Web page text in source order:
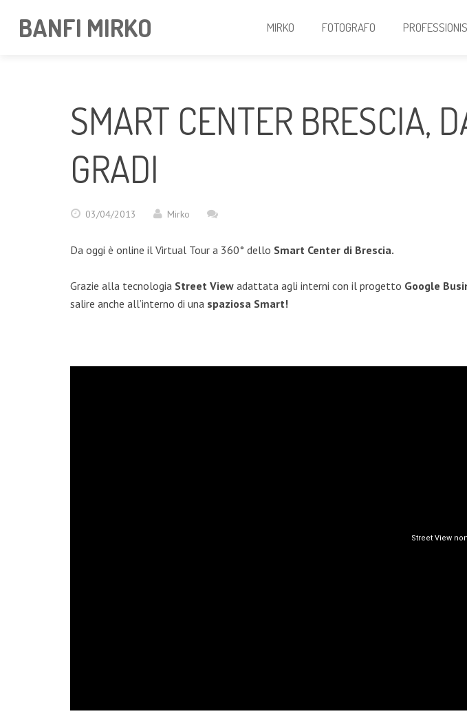
BANFI MIRKO MIRKO FOTOGRAFO
SMART CENTER BRESCIA,
GRADI
03/04/2013 Mirko
Da oggi è online il Virtual Tour a 360° dello Smart Center di Brescia.
Grazie alla tecnologia Street View adattata agli interni con il progetto Google
salire anche all’interno di una spaziosa Smart!